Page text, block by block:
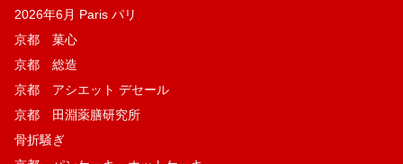
2026年6月 Paris パリ
京都 菓​心
京都 総造
京都 アシエット デセール
京都 田淵薬膳研究所
骨折騒ぎ